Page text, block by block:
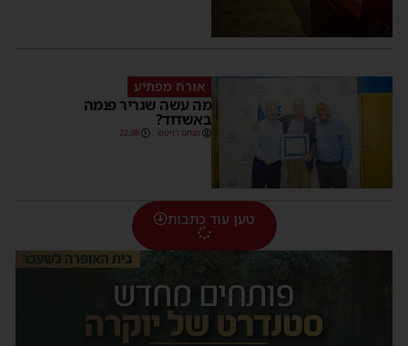
אורח מפתיע
מה עשה שגריר פנמה
באשדוד?
מנחם דויטש 22:08
טען עוד כתבות